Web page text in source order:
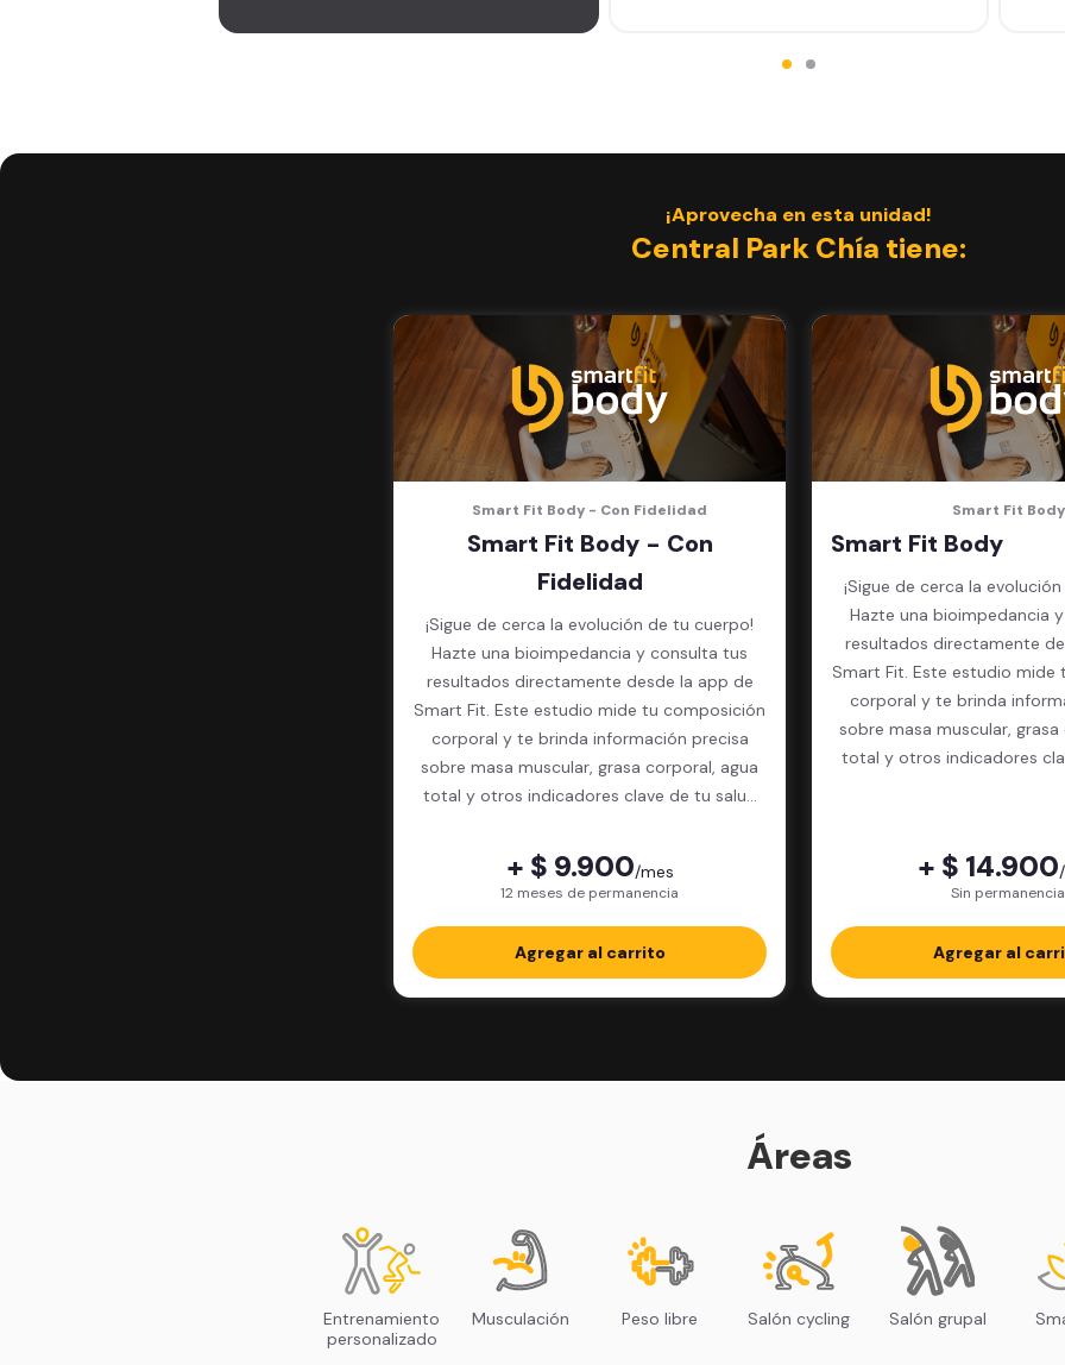
¡Aprovecha en esta unidad!
Central Park Chía tiene:
Smart Fit Body - Con Fidelidad
Smart Fit Body - Con
Fidelidad
¡Sigue de cerca la evolución de tu cuerpo!
Hazte una bioimpedancia y consulta tus
resultados directamente desde la app de
Smart Fit. Este estudio mide tu composición
corporal y te brinda información precisa
sobre masa muscular, grasa corporal, agua
total y otros indicadores clave de tu salud
+ $ 9.900/mes
12 meses de permanencia
Agregar al carrito
Smart Fit Body
Smart Fit Body
¡Sigue de cerca la
Hazte una bioimpedancia
resultados directamente
Smart Fit. Este estudio mide
corporal y te brinda
sobre masa muscular,
total y otros indicadores
+ $ 14.900
Sin permanencia
Agregar al
Áreas
Entrenamiento
personalizado
Musculación Peso libre Salón cycling Salón grupal